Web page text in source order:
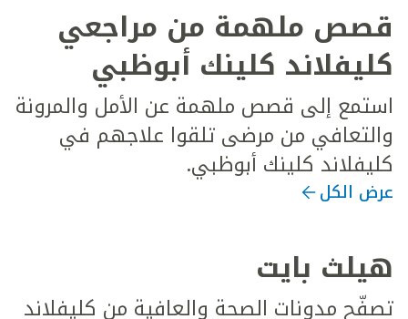
قصص ملهمة من مراجعي
كليفلاند كلينك أبوظبي
استمع إلى قصص ملهمة عن الأمل والمرونة
والتعافي من مرضى تلقوا علاجهم في
كليفلاند كلينك أبوظبي.
عرض الكل
هيلث بايت
تصفّح مدونات الصحة والعافية من كليفلاند